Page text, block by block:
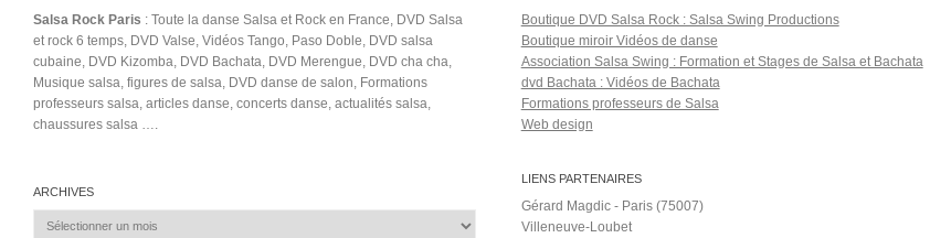
Salsa Rock Paris : Toute la danse Salsa et Rock en France, DVD Salsa
et rock 6 temps, DVD Valse, Vidéos Tango, Paso Doble, DVD salsa
cubaine, DVD Kizomba, DVD Bachata, DVD Merengue, DVD cha cha,
Musique salsa, figures de salsa, DVD danse de salon, Formations
professeurs salsa, articles danse, concerts danse, actualités salsa,
chaussures salsa ….
ARCHIVES
Archives
Boutique DVD Salsa Rock : Salsa Swing Productions
Boutique miroir Vidéos de danse
Association Salsa Swing : Formation et Stages de Salsa et Bachata
dvd Bachata : Vidéos de Bachata
Formations professeurs de Salsa
Web design
LIENS PARTENAIRES
Gérard Magdic - Paris (75007)
Villeneuve-Loubet